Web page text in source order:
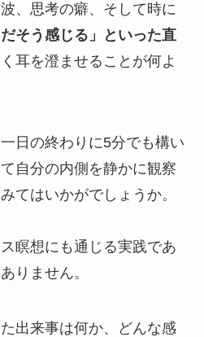
、思考の癖、そして時に
だそう感じる」といった直
耳を澄ませることが何よ
日の終わりに5分でも構い
自分の内側を静かに観察
てはいかがでしょうか。
瞑想にも通じる実践であ
りません。
出来事は何か、どんな感